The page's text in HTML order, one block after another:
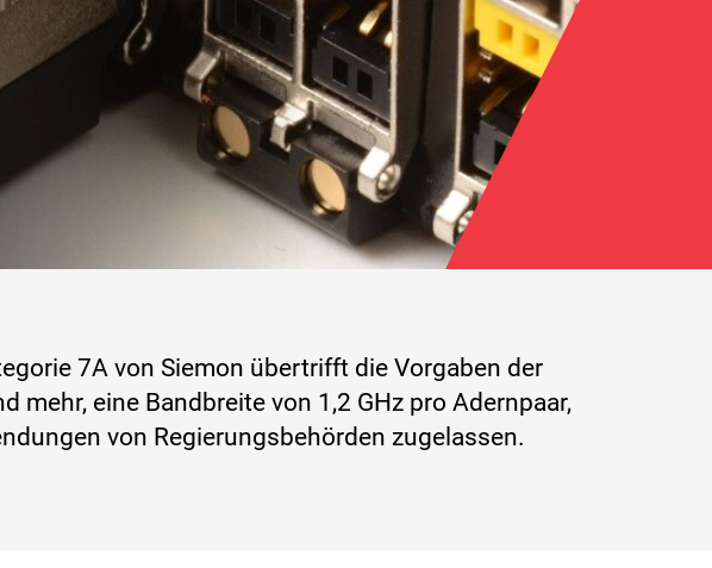
7A von Siemon übertrifft die Vorgaben der
mehr, eine Bandbreite von 1,2 GHz pro Adernpaar,
von Regierungsbehörden zugelassen.